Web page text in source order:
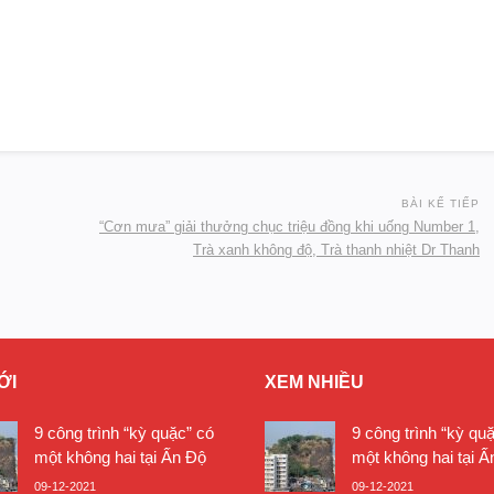
BÀI KẾ TIẾP
“Cơn mưa” giải thưởng chục triệu đồng khi uống Number 1,
Trà xanh không độ, Trà thanh nhiệt Dr Thanh
9 công trình “kỳ quặc” có
một không hai tại Ấn Độ
09-12-2021
XEM NHIỀU
9 công trình “kỳ
một không hai tại
09-12-2021